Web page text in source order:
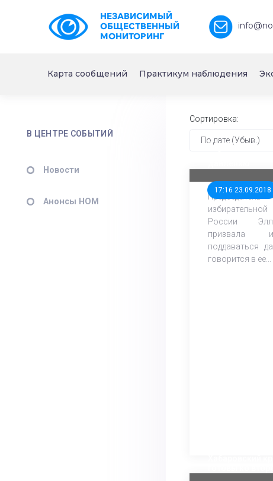
НЕЗАВИСИМЫЙ
ОБЩЕСТВЕННЫЙ
МОНИТОРИНГ
Карта сообщений Практикум наблюдения
В ЦЕНТРЕ СОБЫТИЙ
Новости
Анонсы НОМ
Сортировка:
По дате (Убыв.)
17:16 23.09.2018
Памфилова
России
призвала
поддаваться
говорится в ее...